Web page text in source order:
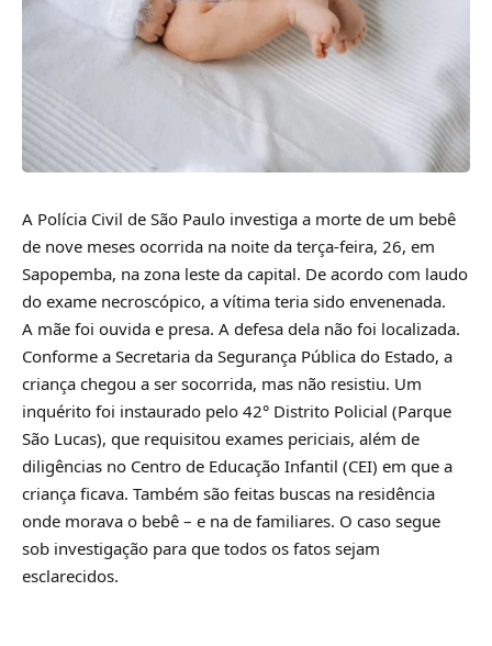
A Polícia Civil de São Paulo investiga a morte de um bebê
de nove meses ocorrida na noite da terça-feira, 26, em
Sapopemba, na zona leste da capital. De acordo com laudo
do exame necroscópico, a vítima teria sido envenenada.
A mãe foi ouvida e presa. A defesa dela não foi localizada.
Conforme a Secretaria da Segurança Pública do Estado, a
criança chegou a ser socorrida, mas não resistiu. Um
inquérito foi instaurado pelo 42° Distrito Policial (Parque
São Lucas), que requisitou exames periciais, além de
diligências no Centro de Educação Infantil (CEI) em que a
criança ficava. Também são feitas buscas na residência
onde morava o bebê – e na de familiares. O caso segue
sob investigação para que todos os fatos sejam
esclarecidos.